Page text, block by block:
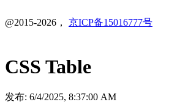
@2015-2026， 京ICP备15016777号
CSS Table
发布: 6/4/2025, 8:37:00 AM